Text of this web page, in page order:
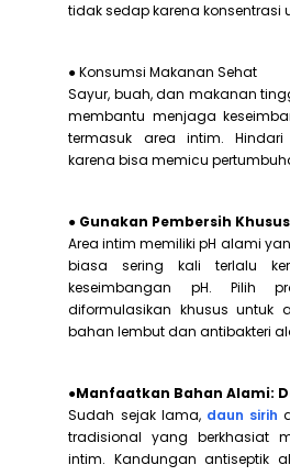
tidak sedap karena konsentrasi
● Konsumsi Makanan Sehat
Sayur, buah, dan makanan
membantu menjaga
termasuk area intim.
karena bisa memicu
● Gunakan Pembersih
Area intim memiliki pH alami
biasa sering kali terlalu
keseimbangan pH. Pilih
diformulasikan khusus untuk
bahan lembut dan antibakteri
●Manfaatkan Bahan Alami:
Sudah sejak lama, daun sirih
tradisional yang berkhasiat
intim. Kandungan antiseptik